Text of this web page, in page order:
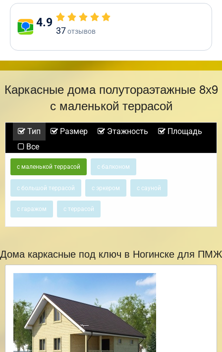
4.9
37отзывов
Каркасные дома полутораэтажные 8х9
с маленькой террасой
Тип Размер Этажность
Площадь
Все
с маленькой террасой с балконом
с большой террасой с эркером с сауной
с гаражом с террасой
Дома каркасные под ключ в Ногинске для ПМЖ